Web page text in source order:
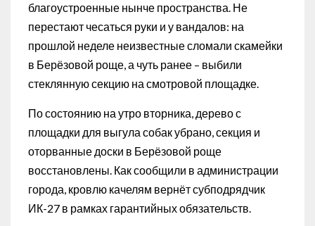
благоустроенные нынче пространства. Не
перестают чесаться руки и у вандалов: на
прошлой неделе неизвестные сломали скамейки
в Берёзовой роще, а чуть ранее – выбили
стеклянную секцию на смотровой площадке.
По состоянию на утро вторника, дерево с
площадки для выгула собак убрано, секция и
оторванные доски в Берёзовой роще
восстановлены. Как сообщили в администрации
города, кровлю качелям вернёт субподрядчик
ИК-27 в рамках гарантийных обязательств.